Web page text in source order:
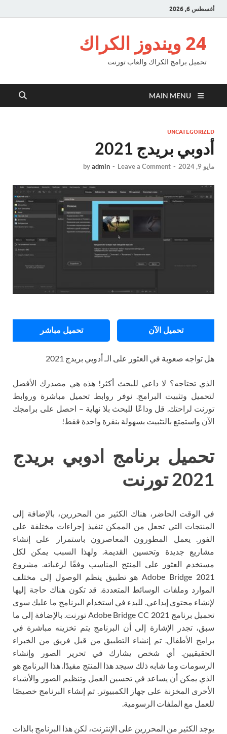
أغسطس 6, 2026
24 ويندوز الكراك
تحميل برامج الكراك والعاب تورنت
MAIN MENU
UNCATEGORIZED
أدوبي بريدج 2021
مايو 9, 2024 -
byadmin - Leave a Comment
تحميل الآن تحميل مباشر
هل تواجه صعوبة في العثور على الـ أدوبي بريدج 2021
الذي تحتاجه؟ لا داعي للبحث أكثر! هذه هي مصدرك الأفضل
لتحميل وتثبيت البرامج. نوفر روابط تحميل مباشرة وروابط
تورنت لراحتك. قل وداعًا للبحث بلا نهاية – احصل على برامجك
الآن واستمتع بالتثبيت بسهولة بنقرة واحدة فقط!
تحميل برنامج ادوبي بريدج
2021 تورنت
في الوقت الحاضر، هناك الكثير من المحررين، بالإضافة إلى
المنتجات التي تجعل من الممكن تنفيذ إجراءات مختلفة على
الفور. يعمل المطورون المعاصرون باستمرار على إنشاء
مشاريع جديدة وتحسين القديمة. ولهذا السبب يمكن لكل
مستخدم العثور على المنتج المناسب وفقًا لرغباته. مشروع
Adobe Bridge 2021 هو تطبيق ينظم الوصول إلى مختلف
الموارد وملفات الوسائط المتعددة. قد تكون هناك حاجة إليها
لإنشاء محتوى إبداعي. للبدء في استخدام البرنامج ما عليك سوى
تحميل برنامج Adobe Bridge CC 2021 تورنت. بالإضافة إلى ما
سبق، تجدر الإشارة إلى أن البرنامج يتم تخزينه مباشرة في
برامج الأطفال. تم إنشاء التطبيق من قبل فريق من الخبراء
الحقيقيين. أي شخص يشارك في تحرير الصور وإنشاء
الرسومات وما شابه ذلك سيجد هذا المنتج مفيدًا. هذا البرنامج هو
الذي يمكن أن يساعد في تحسين العمل وتنظيم الصور والأشياء
الأخرى المخزنة على جهاز الكمبيوتر. تم إنشاء البرنامج خصيصًا
للعمل مع الملفات الرسومية.
يوجد الكثير من المحررين على الإنترنت، لكن هذا البرنامج بالذات